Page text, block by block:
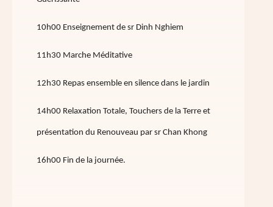
10h00 Enseignement de sr Dinh Nghiem
11h30 Marche Méditative
12h30 Repas ensemble en silence dans le jardin
14h00 Relaxation Totale, Touchers de la Terre et
présentation du Renouveau par sr Chan Khong
16h00 Fin de la journée.